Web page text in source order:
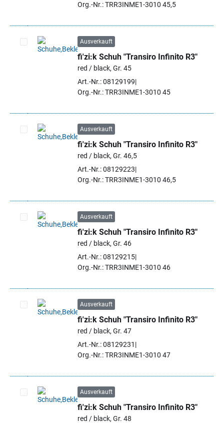
Org.-Nr.: TRR3INME1-3010 45,5
Artikel auswählen
Ausverkauft
fi'zi:k Schuh "Transiro Infinito R3"
red / black, Gr. 45
Art.-Nr.: 08129199
Org.-Nr.: TRR3INME1-3010 45
Artikel auswählen
Ausverkauft
fi'zi:k Schuh "Transiro Infinito R3"
red / black, Gr. 46,5
Art.-Nr.: 08129223
Org.-Nr.: TRR3INME1-3010 46,5
Artikel auswählen
Ausverkauft
fi'zi:k Schuh "Transiro Infinito R3"
red / black, Gr. 46
Art.-Nr.: 08129215
Org.-Nr.: TRR3INME1-3010 46
Artikel auswählen
Ausverkauft
fi'zi:k Schuh "Transiro Infinito R3"
red / black, Gr. 47
Art.-Nr.: 08129231
Org.-Nr.: TRR3INME1-3010 47
Artikel auswählen
Ausverkauft
fi'zi:k Schuh "Transiro Infinito R3"
red / black, Gr. 48